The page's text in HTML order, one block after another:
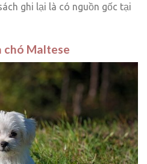
ghi lại là có nguồn gốc tại
chó Maltese